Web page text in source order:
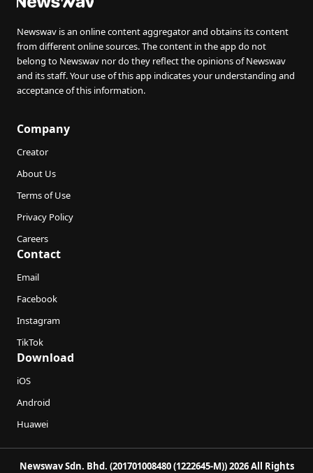
Newswav is an online content aggregator and obtains its content
from different online sources. The content in the app do not
belong to Newswav nor do they reflect the opinions of Newswav
and its staff. Your use of this app indicates your understanding and
acceptance of this information.
Company
Creator
About Us
Terms of Use
Privacy Policy
Careers
Contact
Email
Facebook
Instagram
TikTok
Download
iOS
Android
Huawei
Newswav Sdn. Bhd. (201701008480 (1222645-M)) 2026 All Rights